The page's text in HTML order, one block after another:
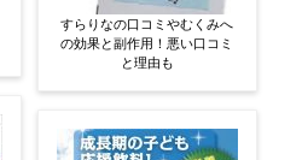
すらりなの口コミやむくみへ
の効果と副作用！悪い口コミ
と理由も